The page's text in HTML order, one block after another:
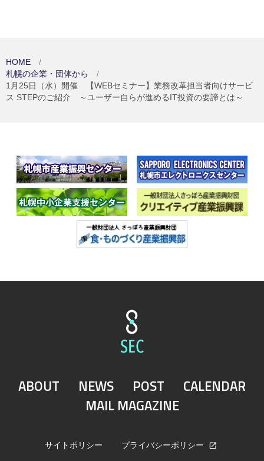
HOME
札幌の企業・団体から
1月25日（水）開催 【WEBセミナー】業務改革担当者向けサービ
ス STEPのご紹介 ～ユーザー自らが進めるIT投資の要諦とは～
ABOUT NEWS POST
CALENDAR
MAIL MAGAZINE
サイトポリシー プライバシーポリシー